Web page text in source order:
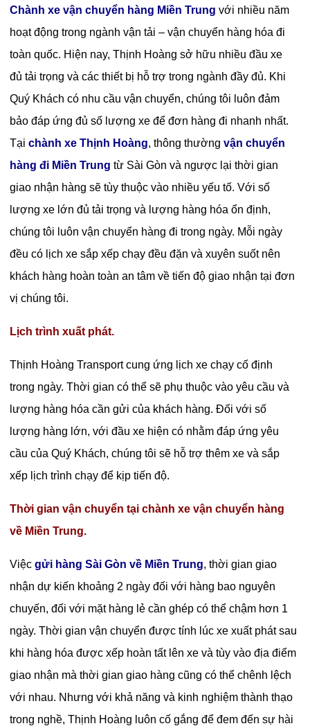
Chành xe vận chuyển hàng Miền Trung với nhiều năm
hoạt động trong ngành vận tải – vận chuyển hàng hóa đi
toàn quốc. Hiện nay, Thịnh Hoàng sở hữu nhiều đầu xe
đủ tải trọng và các thiết bị hỗ trợ trong ngành đầy đủ. Khi
Quý Khách có nhu cầu vận chuyển, chúng tôi luôn đảm
bảo đáp ứng đủ số lượng xe để đơn hàng đi nhanh nhất.
Tạichành xe Thịnh Hoàng, thông thườngvận chuyển
hàng đi Miền Trung từ Sài Gòn và ngược lại thời gian
giao nhận hàng sẽ tùy thuộc vào nhiều yếu tố. Với số
lượng xe lớn đủ tải trọng và lượng hàng hóa ổn định,
chúng tôi luôn vận chuyển hàng đi trong ngày. Mỗi ngày
đều có lịch xe sắp xếp chạy đều đặn và xuyên suốt nên
khách hàng hoàn toàn an tâm về tiến độ giao nhận tại đơn
vị chúng tôi.
Lịch trình xuất phát.
Thịnh Hoàng Transport cung ứng lịch xe chạy cố định
trong ngày. Thời gian có thể sẽ phụ thuộc vào yêu cầu và
lượng hàng hóa cần gửi của khách hàng. Đối với số
lượng hàng lớn, với đầu xe hiện có nhằm đáp ứng yêu
cầu của Quý Khách, chúng tôi sẽ hỗ trợ thêm xe và sắp
xếp lịch trình chạy để kịp tiến độ.
Thời gian vận chuyển tại chành xe vận chuyển hàng
về Miền Trung.
Việcgửi hàng Sài Gòn về Miền Trung, thời gian giao
nhận dự kiến khoảng 2 ngày đối với hàng bao nguyên
chuyến, đối với mặt hàng lẻ cần ghép có thể chậm hơn 1
ngày. Thời gian vận chuyển được tính lúc xe xuất phát sau
khi hàng hóa được xếp hoàn tất lên xe và tùy vào địa điểm
giao nhận mà thời gian giao hàng cũng có thể chênh lệch
với nhau. Nhưng với khả năng và kinh nghiệm thành thạo
trong nghề, Thịnh Hoàng luôn cố gắng để đem đến sự hài